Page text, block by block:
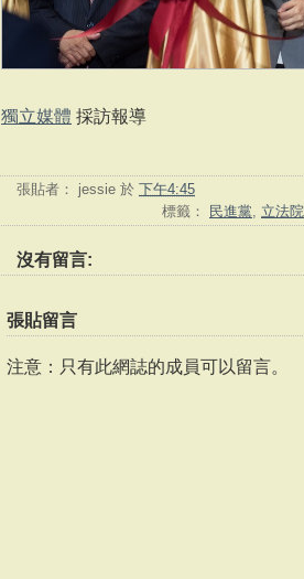
獨立媒體 採訪報導
張貼者： jessie 於 下午4:45
標籤： 民進黨 立法院
沒有留言:
張貼留言
注意：只有此網誌的成員可以留言。